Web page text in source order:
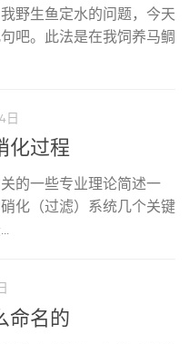
野生鱼定水的问题，今天
吧。此法是在我饲养马鲷
日
化过程
的一些专业理论简述一
化（过滤）系统几个关键
命名的